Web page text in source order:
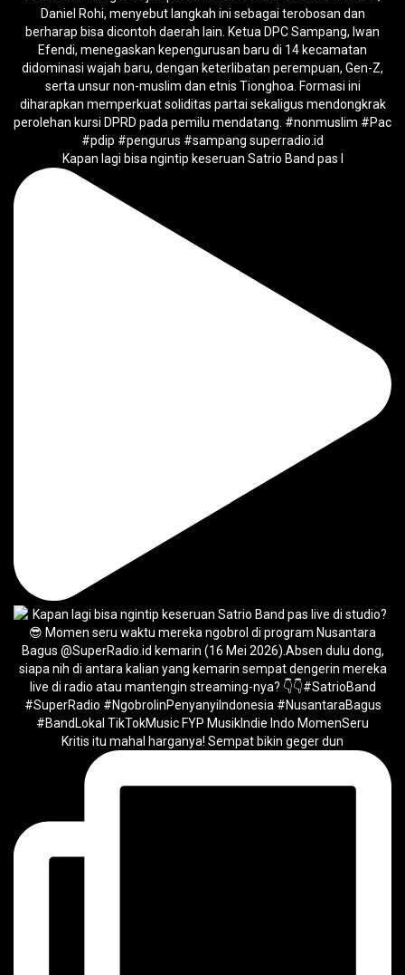
Kapan lagi bisa ngintip keseruan Satrio Band pas l
Kritis itu mahal harganya! Sempat bikin geger dun